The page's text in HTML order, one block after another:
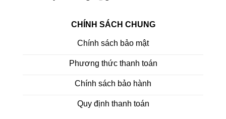
CHÍNH SÁCH CHUNG
Chính sách bảo mật
Phương thức thanh toán
Chính sách bảo hành
Quy định thanh toán